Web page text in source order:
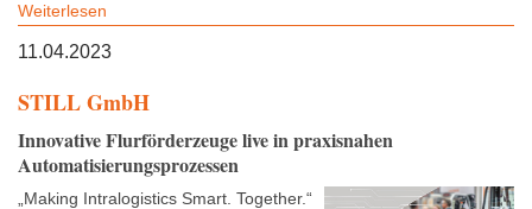
Weiterlesen
11.04.2023
STILL GmbH
Innovative Flurförderzeuge live in praxisnahen
Automatisierungsprozessen
„Making Intralogistics Smart. Together.“